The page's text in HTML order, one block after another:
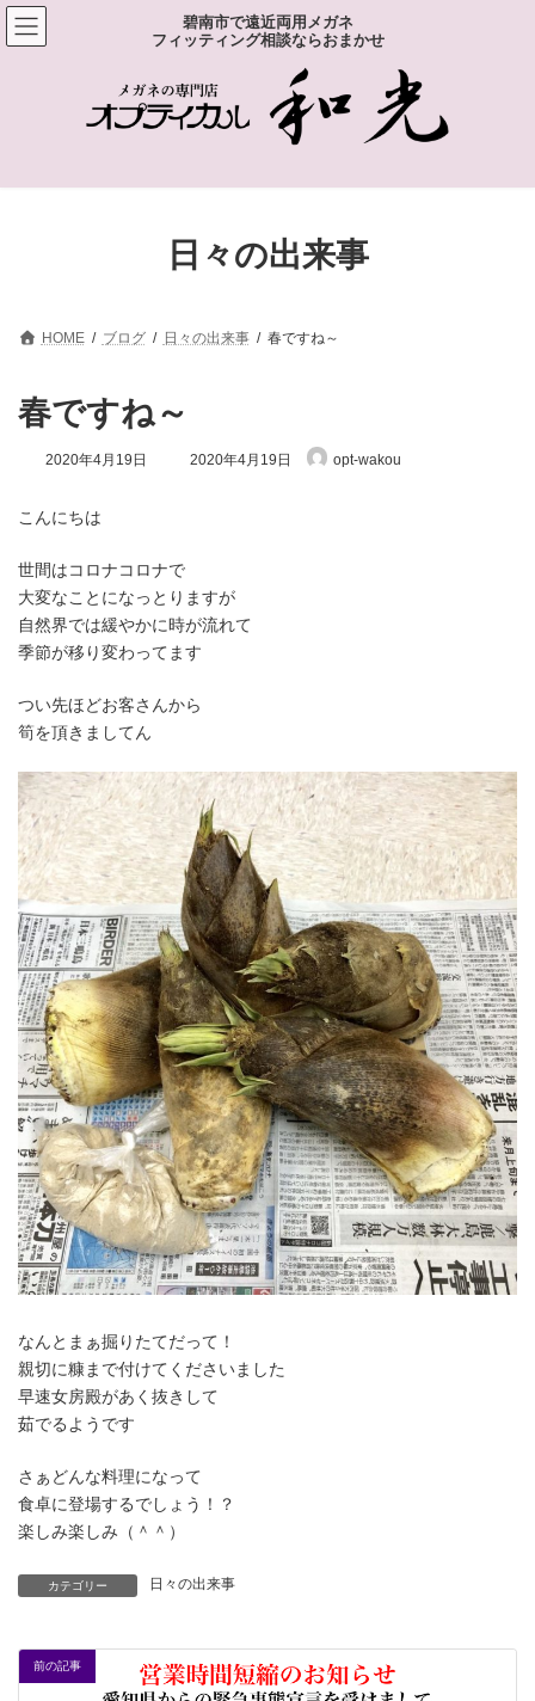
コ
ン
テ
ナ
ビ
ゲ
碧南市で遠近両用メガネ
フィッティング相談ならおまかせ
日々の出来事
HOME ブログ 日々の出来事 春ですね～
春ですね～
2020年4月19日
最
2020年4月19日 opt-wakou
こんにちは
世間はコロナコロナで
大変なことになっとりますが
自然界では緩やかに時が流れて
季節が移り変わってます
つい先ほどお客さんから
筍を頂きましてん
なんとまぁ掘りたてだって！
親切に糠まで付けてくださいました
早速女房殿があく抜きして
茹でるようです
さぁどんな料理になって
食卓に登場するでしょう！？
楽しみ楽しみ（＾＾）
カテゴリー 日々の出来事
前の記事